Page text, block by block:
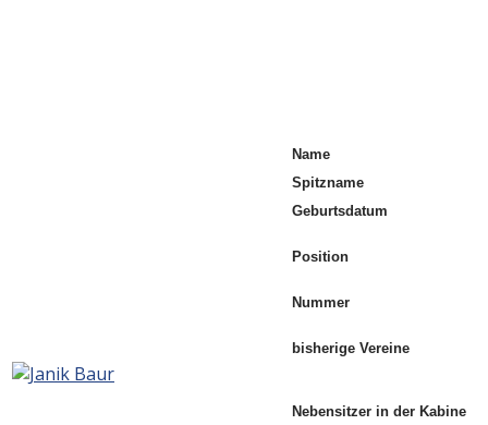
Name
Spitzname
Geburtsdatum
Position
Nummer
bisherige Vereine
Nebensitzer in der Kabine